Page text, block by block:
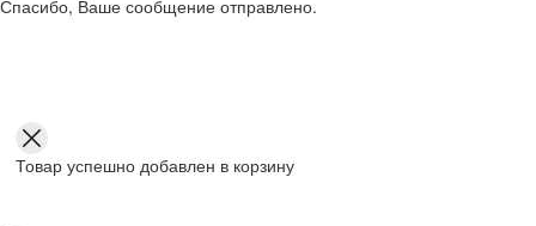
Спасибо, Ваше сообщение отправлено.
Товар успешно добавлен в корзину